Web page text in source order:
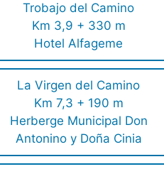
Trobajo del Camino
Km 3,9 + 330 m
Hotel Alfageme
La Virgen del Camino
Km 7,3 + 190 m
Herberge Municipal Don
Antonino y Doña Cinia